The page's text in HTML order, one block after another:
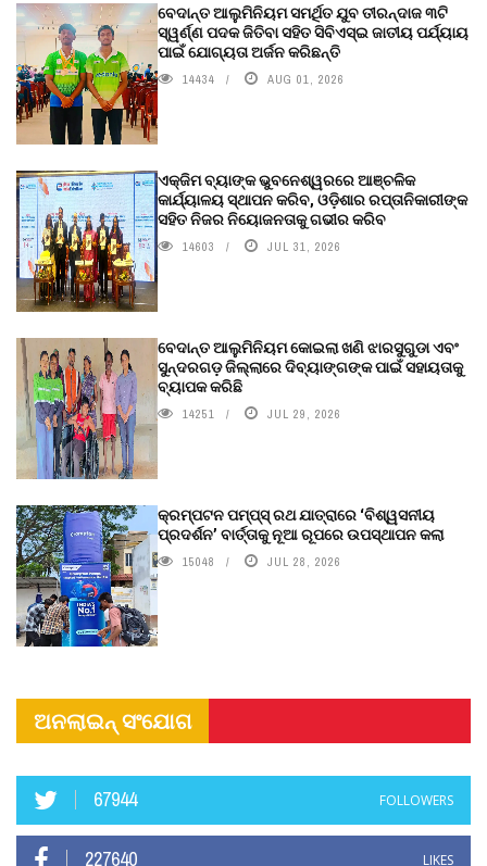
ବେଦାନ୍ତ ଆଲୁମିନିୟମ ସମର୍ଥିତ ଯୁବ ତୀରନ୍ଦାଜ ୩ଟି
ସ୍ୱର୍ଣ୍ଣ ପଦକ ଜିତିବା ସହିତ ସିବିଏସ୍ଇ ଜାତୀୟ ପର୍ଯ୍ୟାୟ
ପାଇଁ ଯୋଗ୍ୟତା ଅର୍ଜନ କରିଛନ୍ତି
14434 AUG 01, 2026
ଏକ୍ଜିମ ବ୍ୟାଙ୍କ ଭୁବନେଶ୍ୱରରେ ଆଞ୍ଚଳିକ
କାର୍ଯ୍ୟାଳୟ ସ୍ଥାପନ କରିବ, ଓଡ଼ିଶାର ରପ୍ତାନିକାରୀଙ୍କ
ସହିତ ନିଜର ନିୟୋଜନତାକୁ ଗଭୀର କରିବ
14603 JUL 31, 2026
ବେଦାନ୍ତ ଆଲୁମିନିୟମ କୋଇଲା ଖଣି ଝାରସୁଗୁଡା ଏବଂ
ସୁନ୍ଦରଗଡ଼ ଜିଲ୍ଲାରେ ଦିବ୍ୟାଙ୍ଗଙ୍କ ପାଇଁ ସହାୟତାକୁ
ବ୍ୟାପକ କରିଛି
14251 JUL 29, 2026
କ୍ରମ୍ପଟନ ପମ୍ପ୍‌ସ୍‌ ରଥ ଯାତ୍ରାରେ ‘ବିଶ୍ୱସନୀୟ
ପ୍ରଦର୍ଶନ’ ବାର୍ତ୍ତାକୁ ନୂଆ ରୂପରେ ଉପସ୍ଥାପନ କଲା
15048 JUL 28, 2026
ଅନଲାଇନ୍ ସଂଯୋଗ
67944 FOLLOWERS
227640 LIKES